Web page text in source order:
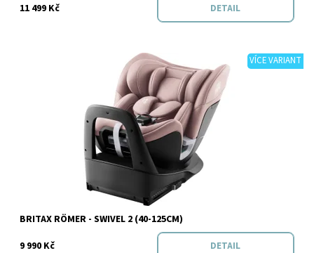
11 499 Kč
DETAIL
VÍCE VARIANT
Do 3 dnů v e-shopu
Značka: BRITAX RÖMER
BRITAX RÖMER - SWIVEL 2 (40-125CM)
9 990 Kč
DETAIL